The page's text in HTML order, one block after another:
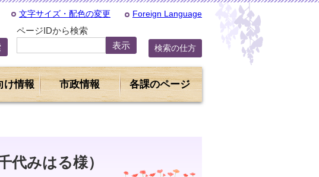
文字サイズ・配色の変更 Foreign Language
ページIDから検索
検索の仕方
け情報 市政情報 各課のページ
代みはる様）